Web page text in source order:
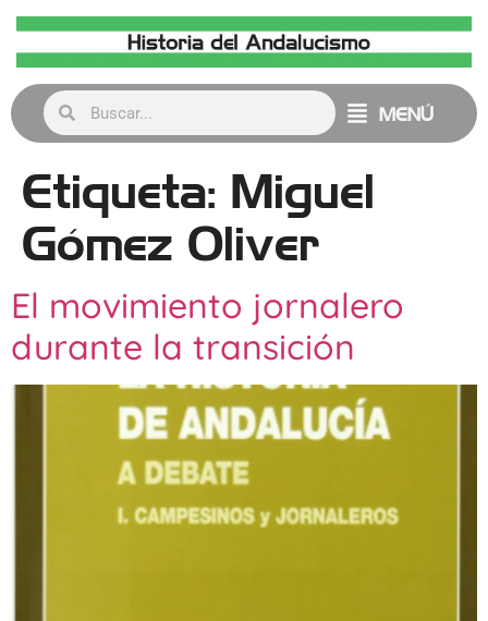
MENÚ
Etiqueta: Miguel
Gómez Oliver
El movimiento jornalero
durante la transición